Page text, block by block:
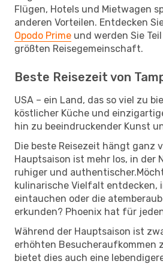
Flügen, Hotels und Mietwagen
anderen Vorteilen. Entdecken
Opodo Prime und werden Sie
größten Reisegemeinschaft.
Beste Reisezeit von
USA – ein Land, das so viel zu
köstlicher Küche und
hin zu beeindruckender Kunst
Die beste Reisezeit hängt ganz
Hauptsaison ist mehr los, in der
ruhiger und
kulinarische Vielfalt entdecken,
eintauchen oder die
erkunden? Phoenix hat für
Während der Hauptsaison ist
erhöhten Besucheraufkommen
bietet dies auch eine